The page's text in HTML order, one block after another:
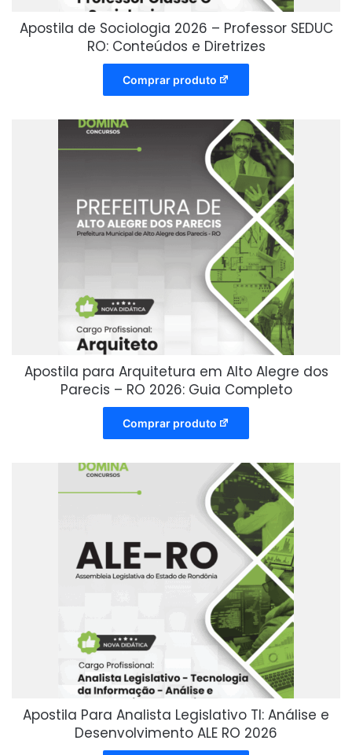
Apostila de Sociologia 2026 – Professor SEDUC
RO: Conteúdos e Diretrizes
Comprar produto
Apostila para Arquitetura em Alto Alegre dos
Parecis – RO 2026: Guia Completo
Comprar produto
Apostila Para Analista Legislativo TI: Análise e
Desenvolvimento ALE RO 2026